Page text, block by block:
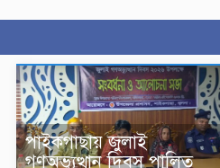
‎পাইকগাছায় জুলাই
গণঅভ্যুত্থান দিবস পালিত